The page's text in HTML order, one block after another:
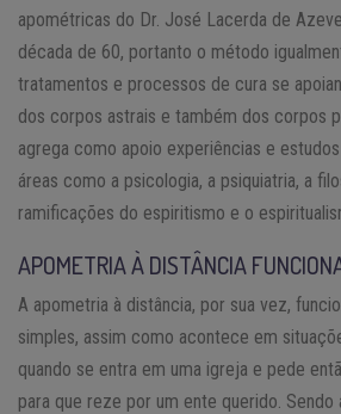
apométricas do Dr. José Lacerda de
década de 60, portanto o método
tratamentos e processos de cura se
dos corpos astrais e também dos corpos
agrega como apoio experiências e
áreas como a psicologia, a psiquiatria, a
ramificações do espiritismo e o
APOMETRIA À DISTÂNCIA
A apometria à distância, por sua vez,
simples, assim como acontece em
quando se entra em uma igreja e pede
para que reze por um ente querido. Sendo